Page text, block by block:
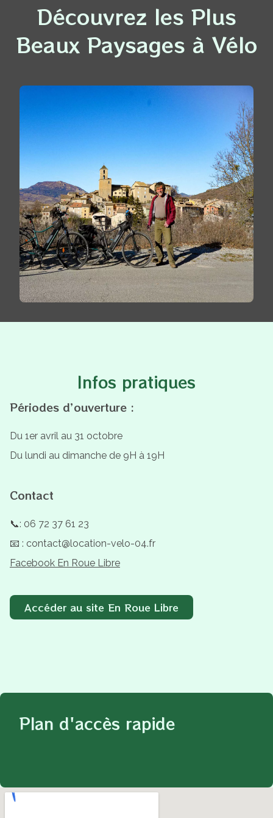
Découvrez les Plus
Beaux Paysages à Vélo
Infos pratiques
Périodes d’ouverture :
Du 1er avril au 31 octobre
Du lundi au dimanche de 9H à 19H
Contact
📞: 06 72 37 61 23
📧 : contact@location-velo-04.fr
Facebook En Roue Libre
Accéder au site En Roue Libre
Plan d'accès rapide